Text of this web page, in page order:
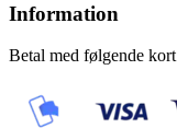
Information
Betal med følgende kort